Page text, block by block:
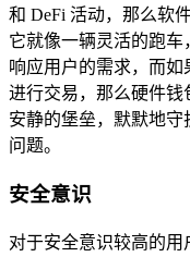
和 DeFi 活动，那么软
它就像一辆灵活的跑
响应用户的需求，而
进行交易，那么硬件
安静的堡垒，默默地
问题。
安全意识
对于安全意识较高的